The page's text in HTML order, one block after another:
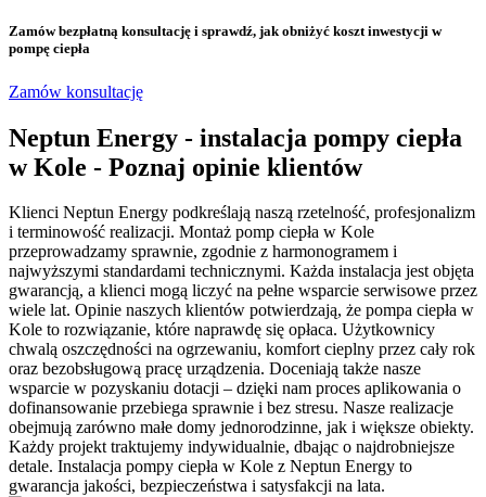
Zamów bezpłatną konsultację i sprawdź, jak obniżyć koszt inwestycji w
pompę ciepła
Zamów konsultację
Neptun Energy - instalacja pompy ciepła
w Kole - Poznaj opinie klientów
Klienci Neptun Energy podkreślają naszą rzetelność, profesjonalizm
i terminowość realizacji. Montaż pomp ciepła w Kole
przeprowadzamy sprawnie, zgodnie z harmonogramem i
najwyższymi standardami technicznymi. Każda instalacja jest objęta
gwarancją, a klienci mogą liczyć na pełne wsparcie serwisowe przez
wiele lat. Opinie naszych klientów potwierdzają, że pompa ciepła w
Kole to rozwiązanie, które naprawdę się opłaca. Użytkownicy
chwalą oszczędności na ogrzewaniu, komfort cieplny przez cały rok
oraz bezobsługową pracę urządzenia. Doceniają także nasze
wsparcie w pozyskaniu dotacji – dzięki nam proces aplikowania o
dofinansowanie przebiega sprawnie i bez stresu. Nasze realizacje
obejmują zarówno małe domy jednorodzinne, jak i większe obiekty.
Każdy projekt traktujemy indywidualnie, dbając o najdrobniejsze
detale. Instalacja pompy ciepła w Kole z Neptun Energy to
gwarancja jakości, bezpieczeństwa i satysfakcji na lata.